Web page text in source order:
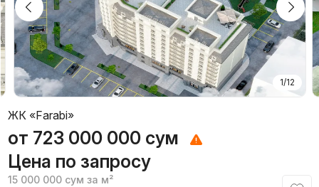
1/12
ЖК «Farabi»
от 723 000 000 сум
Цена по запросу
15 000 000 сум за м²